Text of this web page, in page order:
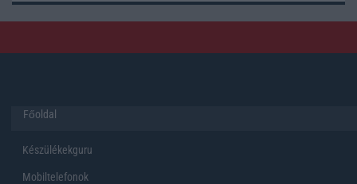
Főoldal
Készülékekguru
Mobiltelefonok